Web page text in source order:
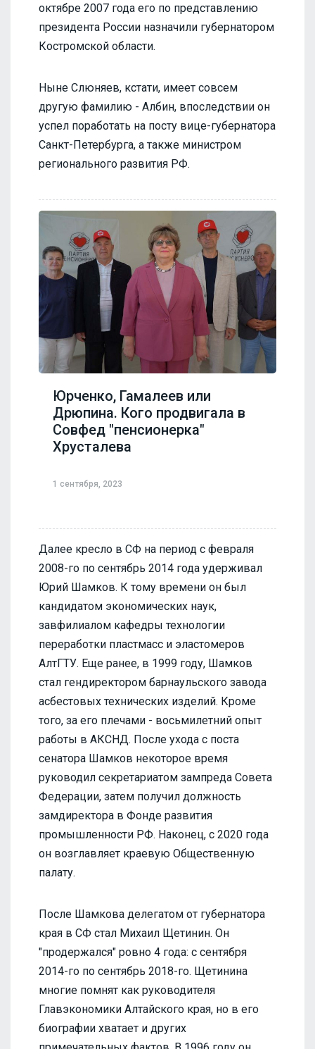
октябре 2007 года его по представлению
президента России назначили губернатором
Костромской области.
Ныне Слюняев, кстати, имеет совсем
другую фамилию - Албин, впоследствии он
успел поработать на посту вице-губернатора
Санкт-Петербурга, а также министром
регионального развития РФ.
Юрченко, Гамалеев или
Дрюпина. Кого продвигала в
Совфед "пенсионерка"
Хрусталева
1 сентября, 2023
Далее кресло в СФ на период с февраля
2008-го по сентябрь 2014 года удерживал
Юрий Шамков. К тому времени он был
кандидатом экономических наук,
завфилиалом кафедры технологии
переработки пластмасс и эластомеров
АлтГТУ. Еще ранее, в 1999 году, Шамков
стал гендиректором барнаульского завода
асбестовых технических изделий. Кроме
того, за его плечами - восьмилетний опыт
работы в АКСНД. После ухода с поста
сенатора Шамков некоторое время
руководил секретариатом зампреда Совета
Федерации, затем получил должность
замдиректора в Фонде развития
промышленности РФ. Наконец, с 2020 года
он возглавляет краевую Общественную
палату.
После Шамкова делегатом от губернатора
края в СФ стал Михаил Щетинин. Он
"продержался" ровно 4 года: с сентября
2014-го по сентябрь 2018-го. Щетинина
многие помнят как руководителя
Главэкономики Алтайского края, но в его
биографии хватает и других